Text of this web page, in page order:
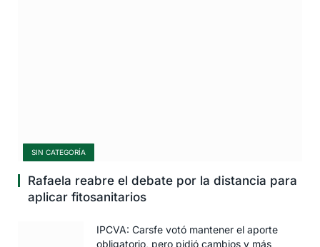
SIN CATEGORÍA
Rafaela reabre el debate por la distancia para
aplicar fitosanitarios
IPCVA: Carsfe votó mantener el aporte
obligatorio, pero pidió cambios y más